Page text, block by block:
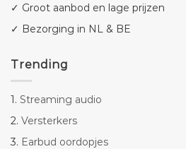
✓ Groot aanbod en lage prijzen
✓ Bezorging in NL & BE
Trending
1. Streaming audio
2. Versterkers
3. Earbud oordopjes